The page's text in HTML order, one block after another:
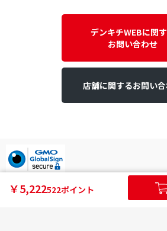
￥5,222522ポイント
デンキチWEBに関
お問い合わせ
店舗に関するお問い
デンキチはGMOグローバルサイン発行の
います。
個人情報やご購入情報はSSL暗号化通信に